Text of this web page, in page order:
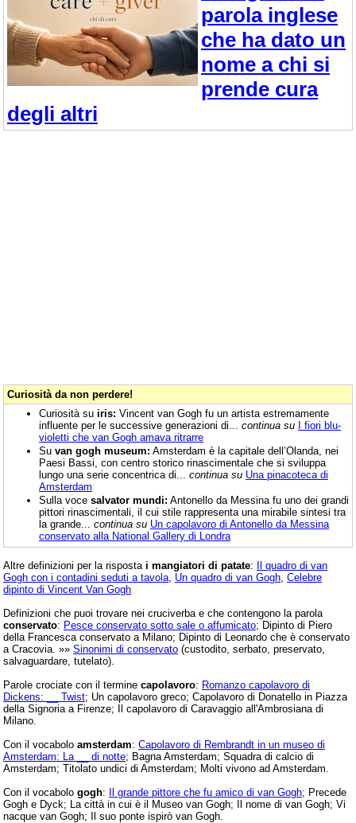
parola inglese
che ha dato un
nome a chi si
prende cura
degli altri
Curiosità da non perdere!
Curiosità su iris: Vincent van Gogh fu un artista estremamente
influente per le successive generazioni di... continua su I fiori blu-
violetti che van Gogh amava ritrarre
Su van gogh museum: Amsterdam è la capitale dell’Olanda, nei
Paesi Bassi, con centro storico rinascimentale che si sviluppa
lungo una serie concentrica di... continua su Una pinacoteca di
Amsterdam
Sulla voce salvator mundi: Antonello da Messina fu uno dei grandi
pittori rinascimentali, il cui stile rappresenta una mirabile sintesi tra
la grande... continua su Un capolavoro di Antonello da Messina
conservato alla National Gallery di Londra
Altre definizioni per la risposta i mangiatori di patate: Il quadro di van
Gogh con i contadini seduti a tavola Un quadro di van Gogh Celebre
dipinto di Vincent Van Gogh
Definizioni che puoi trovare nei cruciverba e che contengono la parola
conservato: Pesce conservato sotto sale o affumicato; Dipinto di Piero
della Francesca conservato a Milano; Dipinto di Leonardo che è conservato
a Cracovia. »» Sinonimi di conservato (custodito, serbato, preservato,
salvaguardare, tutelato).
Parole crociate con il termine capolavoro: Romanzo capolavoro di
Dickens: __ Twist; Un capolavoro greco; Capolavoro di Donatello in Piazza
della Signoria a Firenze; Il capolavoro di Caravaggio all'Ambrosiana di
Milano.
Con il vocabolo amsterdam: Capolavoro di Rembrandt in un museo di
Amsterdam: La __ di notte; Bagna Amsterdam; Squadra di calcio di
Amsterdam; Titolato undici di Amsterdam; Molti vivono ad Amsterdam.
Con il vocabolo gogh: Il grande pittore che fu amico di van Gogh; Precede
Gogh e Dyck; La città in cui è il Museo van Gogh; Il nome di van Gogh; Vi
nacque van Gogh; Il suo ponte ispirò van Gogh.